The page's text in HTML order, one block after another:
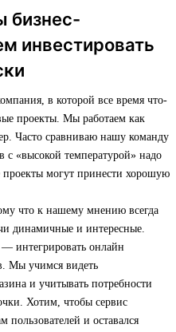
бизнес-
инвестировать
в которой все время что-
проекты. Мы работаем как
Часто сравниваю нашу команду
с «высокой температурой» надо
проекты могут принести хорошую
что к нашему мнению всегда
динамичные и интересные.
интегрировать онлайн
Мы учимся видеть
и учитывать потребности
Хотим, чтобы сервис
пользователей и оставался